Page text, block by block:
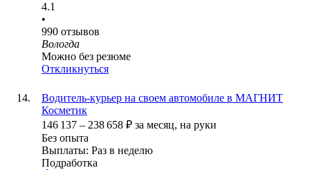
4.1
•
990 отзывов
Вологда
Можно без резюме
Откликнуться
Водитель-курьер на своем автомобиле в МАГНИТ
Косметик
146 137 – 238 658 ₽ за месяц, на руки
Без опыта
Выплаты: Раз в неделю
Подработка